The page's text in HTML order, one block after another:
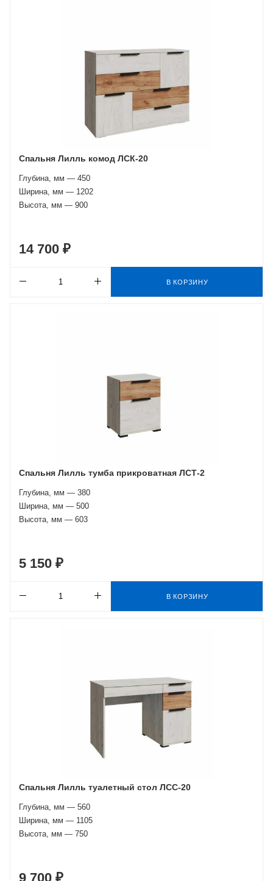
Спальня Лилль комод ЛСК-20
Глубина, мм — 450
Ширина, мм — 1202
Высота, мм — 900
14 700 ₽
В КОРЗИНУ
Спальня Лилль тумба прикроватная ЛСТ-2
Глубина, мм — 380
Ширина, мм — 500
Высота, мм — 603
5 150 ₽
В КОРЗИНУ
Спальня Лилль туалетный стол ЛСС-20
Глубина, мм — 560
Ширина, мм — 1105
Высота, мм — 750
9 700 ₽